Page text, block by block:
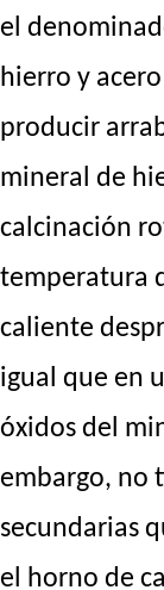
el
hierro y
producir
mineral de
calcinación
temperatura
caliente
igual que en
óxidos del
embargo, no
secundarias
el horno de